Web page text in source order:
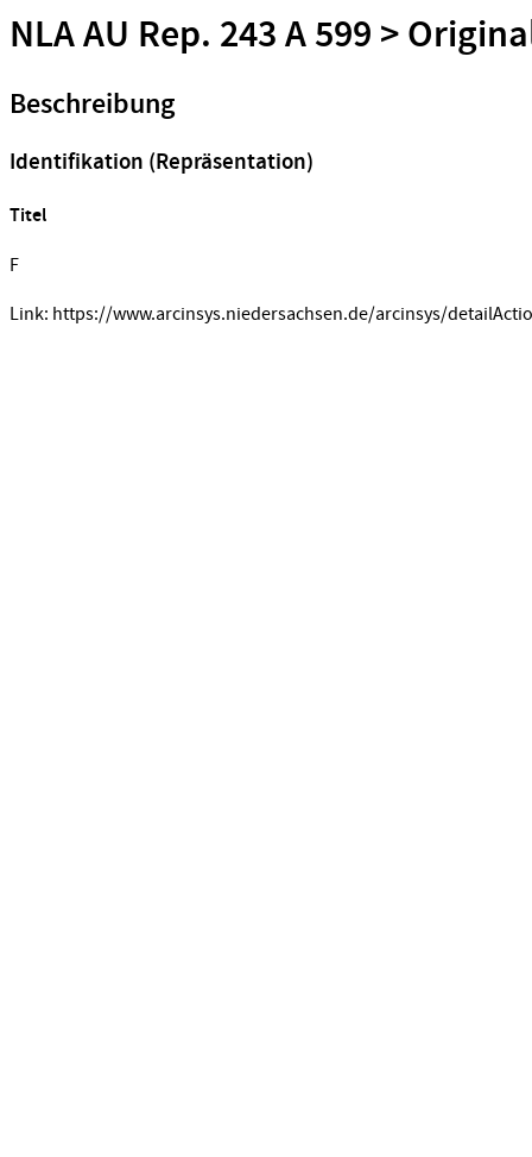
NLA AU Rep. 243 A 599 >
Beschreibung
Identifikation (Repräsentation)
Titel
F
Link: https://www.arcinsys.niedersachsen.de/arcinsys/